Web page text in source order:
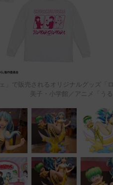
」で販売されるオリジナルグッズ
美子・小学館／アニメ「う